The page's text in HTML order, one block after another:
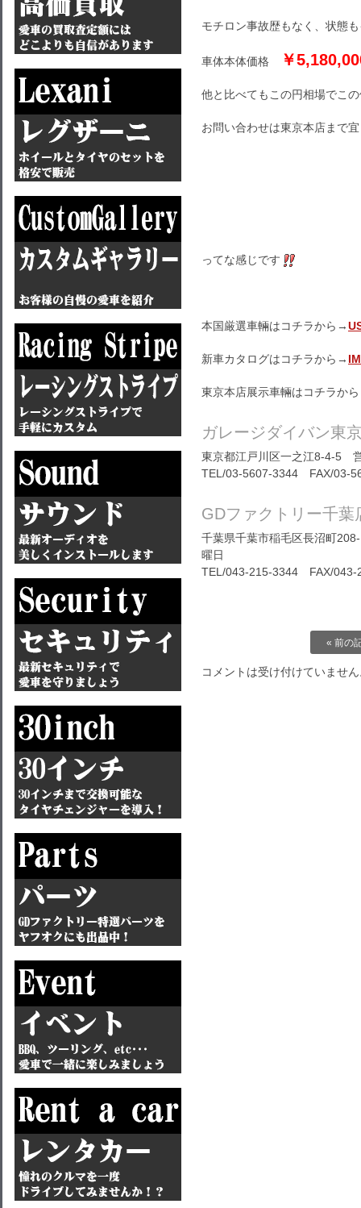
モチロン事故歴もなく、状態
車体本体価格 ￥
他と比べてもこの円相場でこ
お問い合わせは東京本店まで
ってな感じです
本国厳選車輛はコチラから→
新車カタログはコチラから→
東京本店展示車輛はコチラか
ガレージダイバン東
東京都江戸川区一之江8-4-5
TEL/03-5607-3344 FAX/03-
GDファクトリー千葉
千葉県千葉市稲毛区長沼町
曜日
TEL/043-215-3344 FAX/043-
« 前の
コメントは受け付けていませ